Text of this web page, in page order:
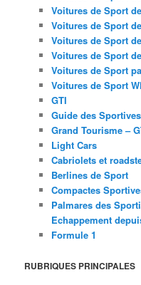
Voitures de Sport
Voitures de Sport
Voitures de Sport
Voitures de Sport
Voitures de Sport
Voitures de Sport
GTI
Guide des Sportives
Grand Tourisme –
Light Cars
Cabriolets et
Berlines de Sport
Compactes
Palmares des
Echappement
Formule 1
RUBRIQUES PRINCIPALES